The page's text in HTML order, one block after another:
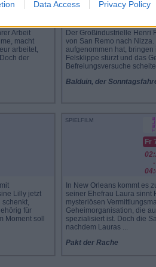
Data Access Privacy Policy
Arbeit
macht
arbeitet,
der
Der Großindustrielle Henri
von San Remo nach
aufgenommen hat,
Felsklippe stürzt und das
Befreiungsversuche
Balduin, der
Lilly jetzt
für
soll
SPIELFILM
Fr
-
In New Orleans kommt es
seiner Ehefrau Laura sinnt
mysteriösen
Geheimorganisation, die
spezialisiert ist. Doch die
nachdem Lauras ...
Pakt der Rache